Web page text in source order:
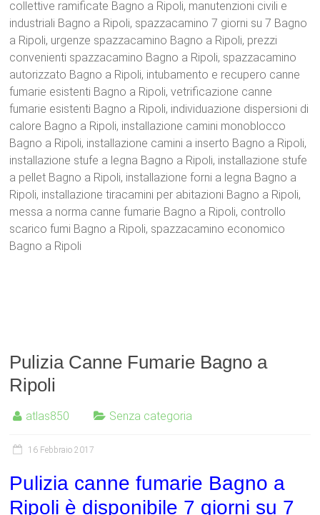
collettive ramificate Bagno a Ripoli, manutenzioni civili e
industriali Bagno a Ripoli, spazzacamino 7 giorni su 7 Bagno
a Ripoli, urgenze spazzacamino Bagno a Ripoli, prezzi
convenienti spazzacamino Bagno a Ripoli, spazzacamino
autorizzato Bagno a Ripoli, intubamento e recupero canne
fumarie esistenti Bagno a Ripoli, vetrificazione canne
fumarie esistenti Bagno a Ripoli, individuazione dispersioni di
calore Bagno a Ripoli, installazione camini monoblocco
Bagno a Ripoli, installazione camini a inserto Bagno a Ripoli,
installazione stufe a legna Bagno a Ripoli, installazione stufe
a pellet Bagno a Ripoli, installazione forni a legna Bagno a
Ripoli, installazione tiracamini per abitazioni Bagno a Ripoli,
messa a norma canne fumarie Bagno a Ripoli, controllo
scarico fumi Bagno a Ripoli, spazzacamino economico
Bagno a Ripoli
Pulizia Canne Fumarie Bagno a
Ripoli
atlas850 Senza categoria
16 Febbraio 2017
Pulizia canne fumarie Bagno a
Ripoli è disponibile 7 giorni su 7